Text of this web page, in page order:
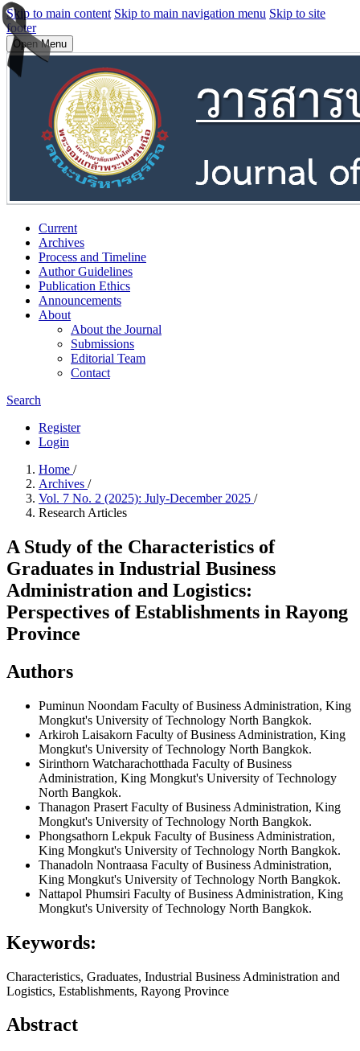
Skip to main content Skip to main navigation menu Skip to site
footer
Open Menu
Current
Archives
Process and Timeline
Author Guidelines
Publication Ethics
Announcements
About
About the Journal
Submissions
Editorial Team
Contact
Search
Register
Login
Home /
Archives /
Vol. 7 No. 2 (2025): July-December 2025 /
Research Articles
A Study of the Characteristics of
Graduates in Industrial Business
Administration and Logistics:
Perspectives of Establishments in Rayong
Province
Authors
Puminun Noondam Faculty of Business Administration, King
Mongkut's University of Technology North Bangkok.
Arkiroh Laisakorn Faculty of Business Administration, King
Mongkut's University of Technology North Bangkok.
Sirinthorn Watcharachotthada Faculty of Business
Administration, King Mongkut's University of Technology
North Bangkok.
Thanagon Prasert Faculty of Business Administration, King
Mongkut's University of Technology North Bangkok.
Phongsathorn Lekpuk Faculty of Business Administration,
King Mongkut's University of Technology North Bangkok.
Thanadoln Nontraasa Faculty of Business Administration,
King Mongkut's University of Technology North Bangkok.
Nattapol Phumsiri Faculty of Business Administration, King
Mongkut's University of Technology North Bangkok.
Keywords:
Characteristics, Graduates, Industrial Business Administration and
Logistics, Establishments, Rayong Province
Abstract